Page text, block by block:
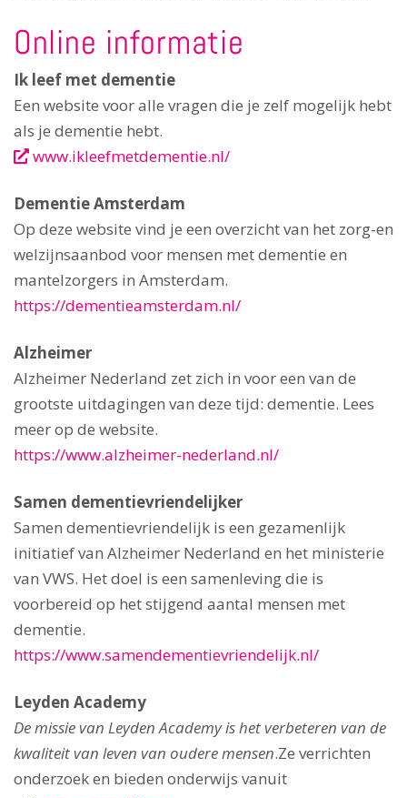
Online informatie
Ik leef met dementie
Een website voor alle vragen die je zelf mogelijk hebt
als je dementie hebt.
www.ikleefmetdementie.nl/
Dementie Amsterdam
Op deze website vind je een overzicht van het zorg-en
welzijnsaanbod voor mensen met dementie en
mantelzorgers in Amsterdam.
https://dementieamsterdam.nl/
Alzheimer
Alzheimer Nederland zet zich in voor een van de
grootste uitdagingen van deze tijd: dementie. Lees
meer op de website.
https://www.alzheimer-nederland.nl/
Samen dementievriendelijker
Samen dementievriendelijk is een gezamenlijk
initiatief van Alzheimer Nederland en het ministerie
van VWS. Het doel is een samenleving die is
voorbereid op het stijgend aantal mensen met
dementie.
https://www.samendementievriendelijk.nl/
Leyden Academy
De missie van Leyden Academy is het verbeteren van de
kwaliteit van leven van oudere mensen.Ze verrichten
onderzoek en bieden onderwijs vanuit